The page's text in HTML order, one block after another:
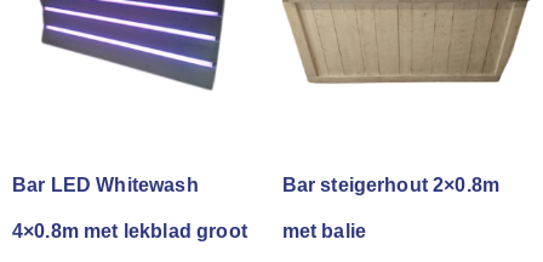
Bar LED Whitewash
4×0.8m met lekblad groot
Bar steigerhout 2×0.8m
met balie